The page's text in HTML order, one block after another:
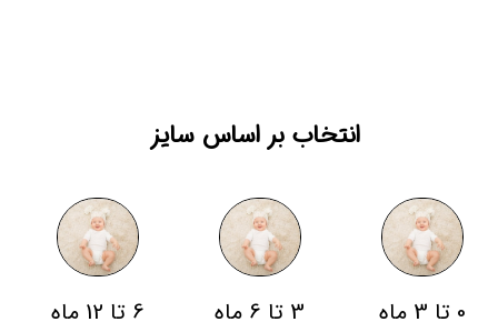
0 تا 3 ماه 3 تا 6 ماه 6 تا 12 ماه
انتخاب بر اساس سایز